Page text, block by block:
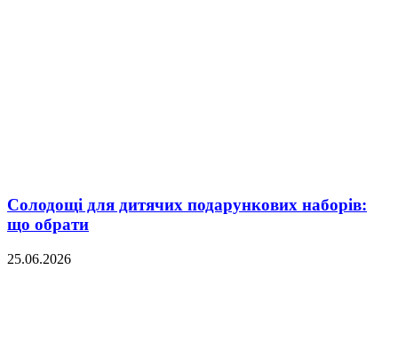
Солодощі для дитячих подарункових наборів:
що обрати
25.06.2026